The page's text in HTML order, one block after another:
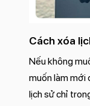
Cách xóa
Nếu không
muốn làm mới
lịch sử chỉ